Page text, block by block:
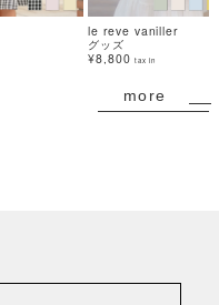
le reve vaniller
グッズ
¥8,800 tax in
more